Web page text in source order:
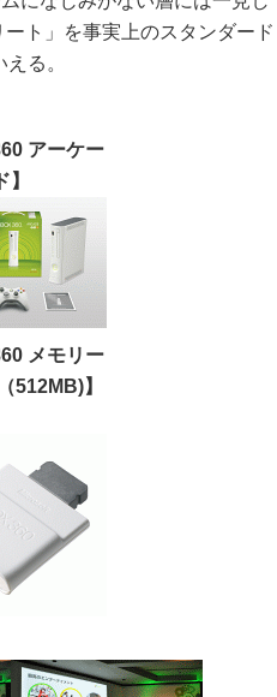
ト」を事実上のスタンダード
る。
アーケー
ド】
メモリー
512MB)】